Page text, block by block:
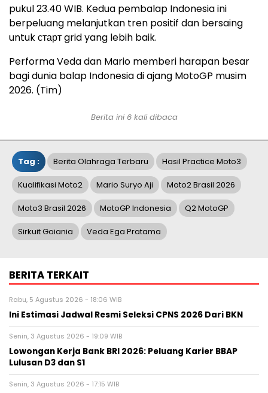
pukul 23.40 WIB. Kedua pembalap Indonesia ini
berpeluang melanjutkan tren positif dan bersaing
untuk старт grid yang lebih baik.
Performa Veda dan Mario memberi harapan besar
bagi dunia balap Indonesia di ajang MotoGP musim
2026. (Tim)
Berita ini 6 kali dibaca
Tag : Berita Olahraga Terbaru Hasil Practice Moto3
Kualifikasi Moto2 Mario Suryo Aji Moto2 Brasil 2026
Moto3 Brasil 2026 MotoGP Indonesia Q2 MotoGP
Sirkuit Goiania Veda Ega Pratama
BERITA TERKAIT
Rabu, 5 Agustus 2026 - 18:06 WIB
Ini Estimasi Jadwal Resmi Seleksi CPNS 2026 Dari BKN
Senin, 3 Agustus 2026 - 19:09 WIB
Lowongan Kerja Bank BRI 2026: Peluang Karier BBAP
Lulusan D3 dan S1
Senin, 3 Agustus 2026 - 17:15 WIB